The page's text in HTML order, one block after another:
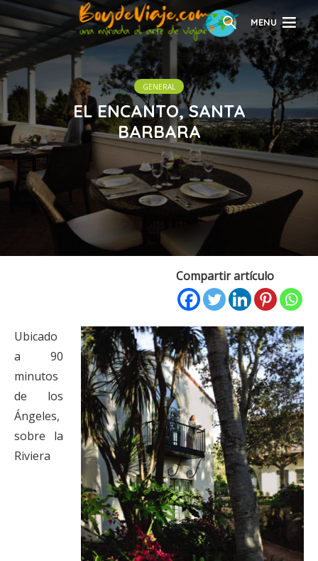
MENU
GENERAL
EL ENCANTO, SANTA
BARBARA
Compartir artículo
Ubicado
a 90
minutos
de los
Ángeles,
sobre la
Riviera